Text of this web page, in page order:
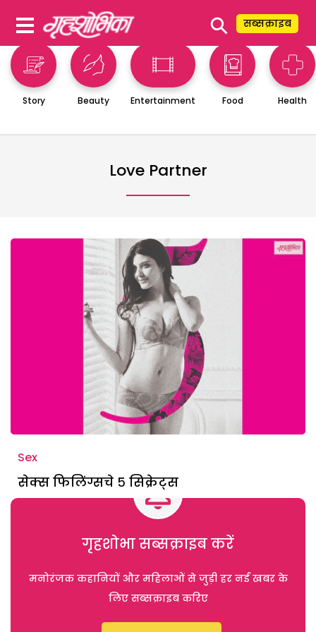
⚲ सब्सक्राइब
Story Beauty Entertainment Food Health
Love Partner
Sex
सेक्स फिलिंग्सचे ५ सिक्रेट्स
गृहशोभा सब्सक्राइब करें
मनोरंजक कहानियों और महिलाओं से जुड़ी हर नई खबर के
लिए सब्सक्राइब करिए